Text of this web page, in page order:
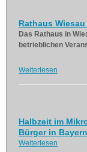
Rathaus
Das Rathaus in
betrieblichen
Weiterlesen
Halbzeit im
Bürger in
Weiterlesen